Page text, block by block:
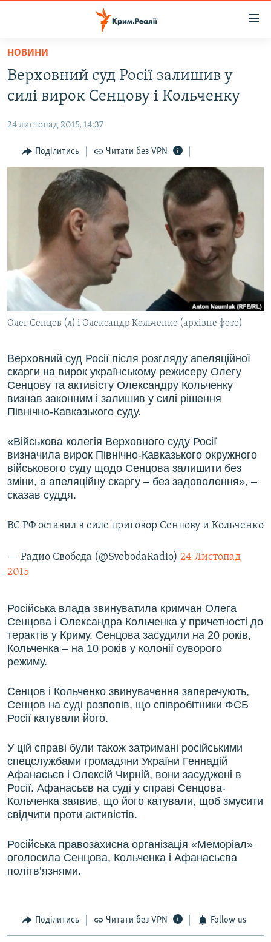
Перейти
основного
матеріалу
до
навігації
Перейти
ВОДА.КРИМ
ВІДЕО ТА ФОТО
ПОЛІТИКА
БЛОГИ
ІНТЕРВ'Ю
ВСЕ ЗА ДЕНЬ
СПЕЦПРОЕКТИ
ДЕПОРТАЦІЯ
ВІДЕОУРОКИ «ELIFBE»
СВІДЧЕННЯ ОКУПАЦІЇ
УКРАЇНСЬКА ПРОБЛЕМА КРИМУ
ЯК ОБІЙТИ БЛОКУВАННЯ
Русский
Qırımtatar
Усі сайти RFE/RL
НОВИНИ
Верховний суд Росії залишив у
силі вирок Сенцову і Кольченку
24 листопад 2015, 14:37
Поділитись Читати без VPN
Олег Сенцов (л) і Олександр Кольченко (архівне фото)
Верховний суд Росії після розгляду апеляційної
скарги на вирок українському режисеру Олегу
Сенцову та активісту Олександру Кольченку
визнав законним і залишив у силі рішення
Північно-Кавказького суду.
«Військова колегія Верховного суду Росії
визначила вирок Північно-Кавказького окружного
військового суду щодо Сенцова залишити без
зміни, а апеляційну скаргу – без задоволення», –
сказав суддя.
ВС РФ оставил в силе приговор Сенцову и Кольченко
— Радио Свобода (@SvobodaRadio) 24 Листопад
2015
Російська влада звинуватила кримчан Олега
Сенцова і Олександра Кольченка у причетності до
терактів у Криму. Сенцова засудили на 20 років,
Кольченка – на 10 років у колонії суворого
режиму.
Сенцов і Кольченко звинувачення заперечують,
Сенцов на суді розповів, що співробітники ФСБ
Росії катували його.
У цій справі були також затримані російськими
спецслужбами громадяни України Геннадій
Афанасьєв і Олексій Чирній, вони засуджені в
Росії. Афанасьєв на суді у справі Сенцова-
Кольченка заявив, що його катували, щоб змусити
свідчити проти активістів.
Російська правозахисна організація «Меморіал»
оголосила Сенцова, Кольченка і Афанасьєва
політв’язнями.
Поділитись Читати без VPN Follow us